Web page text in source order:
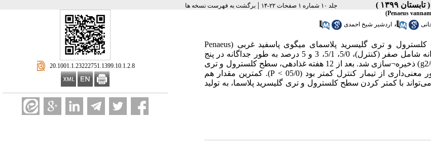
جلد ۱۰ شماره ۱ صفحات ۲۲-۱۴ | برگشت به فهرست نسخه ها
‎ 20.1001.1.23222751.1399.10.1.2.8
، اردشیر شیخ احمدی
مطالعه حاضر به منظور بررسی سطوح مختلف سیاه‌دانه جیره بر غلظت کلسترول و تری گلیسرید پلاسمای میگوی پاسفید غربی (Penaeus
vannamei) انجام شد. این آزمایش در قالب پنج جیره با سطوح مختلف سیاه‌دانه شامل صفر (کنترل)، 5/0، 5/1، 3 و 5 درصد به طور جداگانه در پنج
تیمار و هر تیمار شامل سه تکرار انجام شد و در هر تکرار 40 عدد میگو (g2/0± 5/7) ذخیره¬سازی شد. بعد از 12 هفته غذادهی، سطح کلسترول و تری
گلیسرید پلاسمای میگو در تیمارهایی که سیاه‌دانه مصرف کرده بودند به طور معنی‌داری از تیمار کنترل کمتر بود (05/0 > P). کمترین مقدار هم
می‌تواند با کمتر کردن سطح کلسترول و تری گلیسرید پلاسما، به تولید